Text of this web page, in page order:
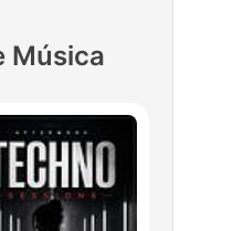
Música